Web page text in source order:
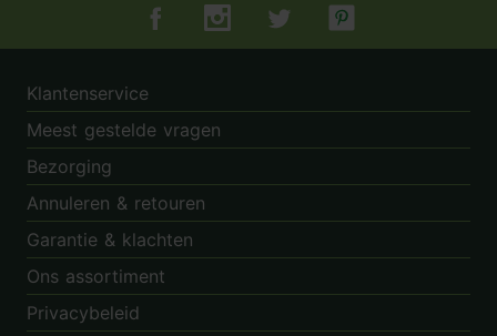
Tuincentrum.nl op Facebook
Tuincentrum.nl op Instagram
Tuincentrum.nl op Twitter
Tuincentrum.nl op
Klantenservice
Meest gestelde vragen
Bezorging
Annuleren & retouren
Garantie & klachten
Ons assortiment
Privacybeleid